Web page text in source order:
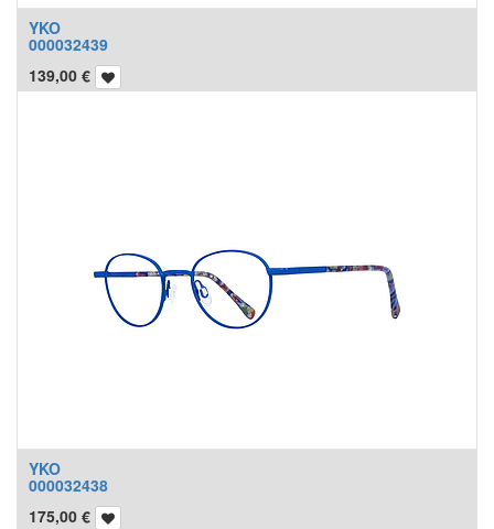
YKO
000032439
139,00 €
YKO
000032438
175,00 €